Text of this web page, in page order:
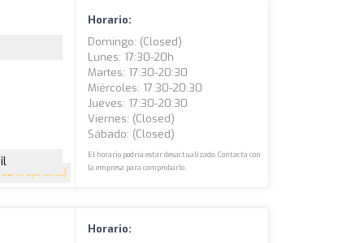
4.8 (5 opiniones)
Horario:
Domingo: (closed)
Lunes: 17:30-20h
Martes: 17:30-20:30
Miércoles: 17:30-20:30
Jueves: 17:30-20:30
Viernes: (closed)
Sábado: (closed)
El horario podría estar desactualizado. Contacta con
la empresa para comprobarlo.
Horario: